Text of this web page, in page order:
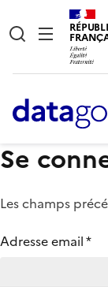
Se
Les champs
Adresse email*